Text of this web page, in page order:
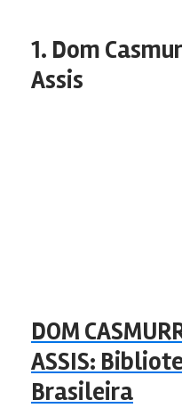
1. Dom
Assis
DOM
ASSIS:
Brasileira